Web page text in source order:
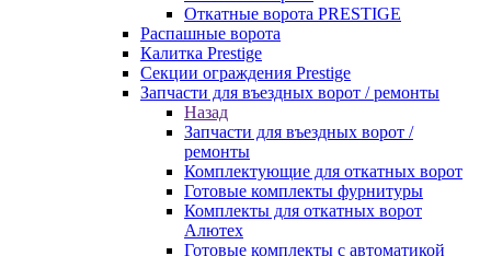
Откатные ворота PRESTIGE
Распашные ворота
Калитка Prestige
Секции ограждения Prestige
Запчасти для въездных ворот / ремонты
Назад
Запчасти для въездных ворот /
ремонты
Комплектующие для откатных ворот
Готовые комплекты фурнитуры
Комплекты для откатных ворот
Алютех
Готовые комплекты с автоматикой